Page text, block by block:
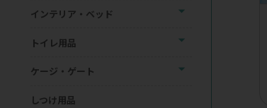
インテリア・ベッド
トイレ用品
ケージ・ゲート
しつけ用品